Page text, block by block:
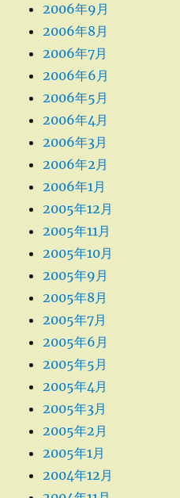
2006年9月
2006年8月
2006年7月
2006年6月
2006年5月
2006年4月
2006年3月
2006年2月
2006年1月
2005年12月
2005年11月
2005年10月
2005年9月
2005年8月
2005年7月
2005年6月
2005年5月
2005年4月
2005年3月
2005年2月
2005年1月
2004年12月